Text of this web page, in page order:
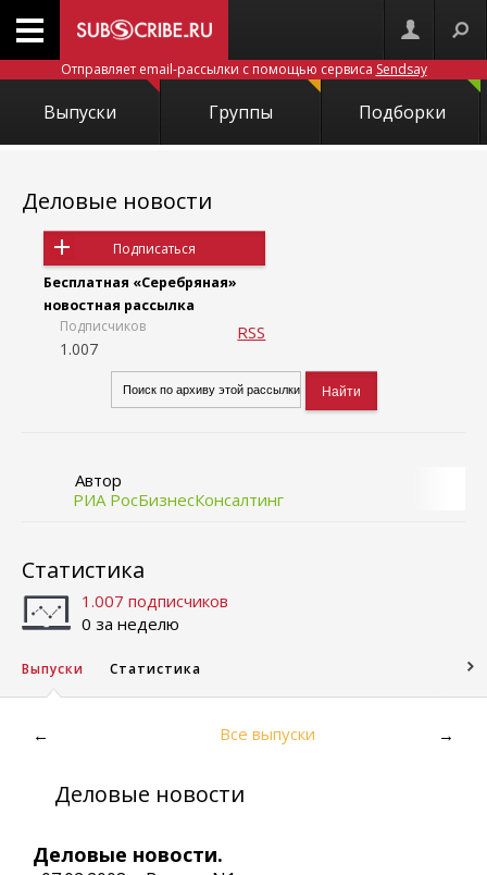
Отправляет email-рассылки с помощью сервиса Sendsay
Выпуски Группы Подборки
Деловые новости
Подписаться
Бесплатная «Серебряная»
новостная рассылка
Подписчиков
1.007
RSS
Автор
РИА РосБизнесКонсалтинг
Статистика
1.007 подписчиков
0 за неделю
Выпуски Статистика
← Все выпуски →
Деловые новости
Деловые новости.